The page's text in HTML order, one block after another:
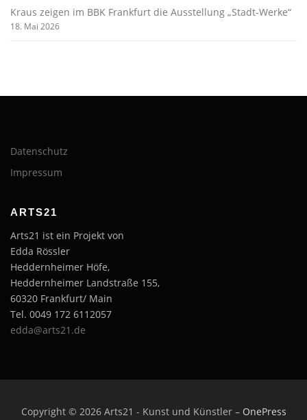
Kraus zeigen im BBK Frankfurt die Ausstellung „Stadt-Werke“
18. Mai 2026
Datenschutz
Impressum
ARTS21
Arts21 ist ein Projekt von
Edda Rössler
Heddernheimer Höfe,
Heddernheimer Landstraße 155,
60320 Frankfurt/ Main
Tel. 0049 172 6112057
edda@arts21.de
Copyright © 2026 Arts21 - Kunst und Künstler – OnePress